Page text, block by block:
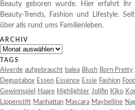
Beauty geboren wurde. Hier erfahrt
Beauty-Trends, Fashion und Lifestyle.
über alls rund ums Familienleben.
ARCHIV
Archiv
TAGS
Alverde aufgebraucht balea Blush Born Pretty
Degustabox Essen Essence Essie Fashion Food
Gewinnspiel
Haare Highlighter Jolifin Kiko
Lippenstift Manhattan Mascara Maybelline